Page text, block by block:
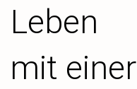
Leben
mit einer